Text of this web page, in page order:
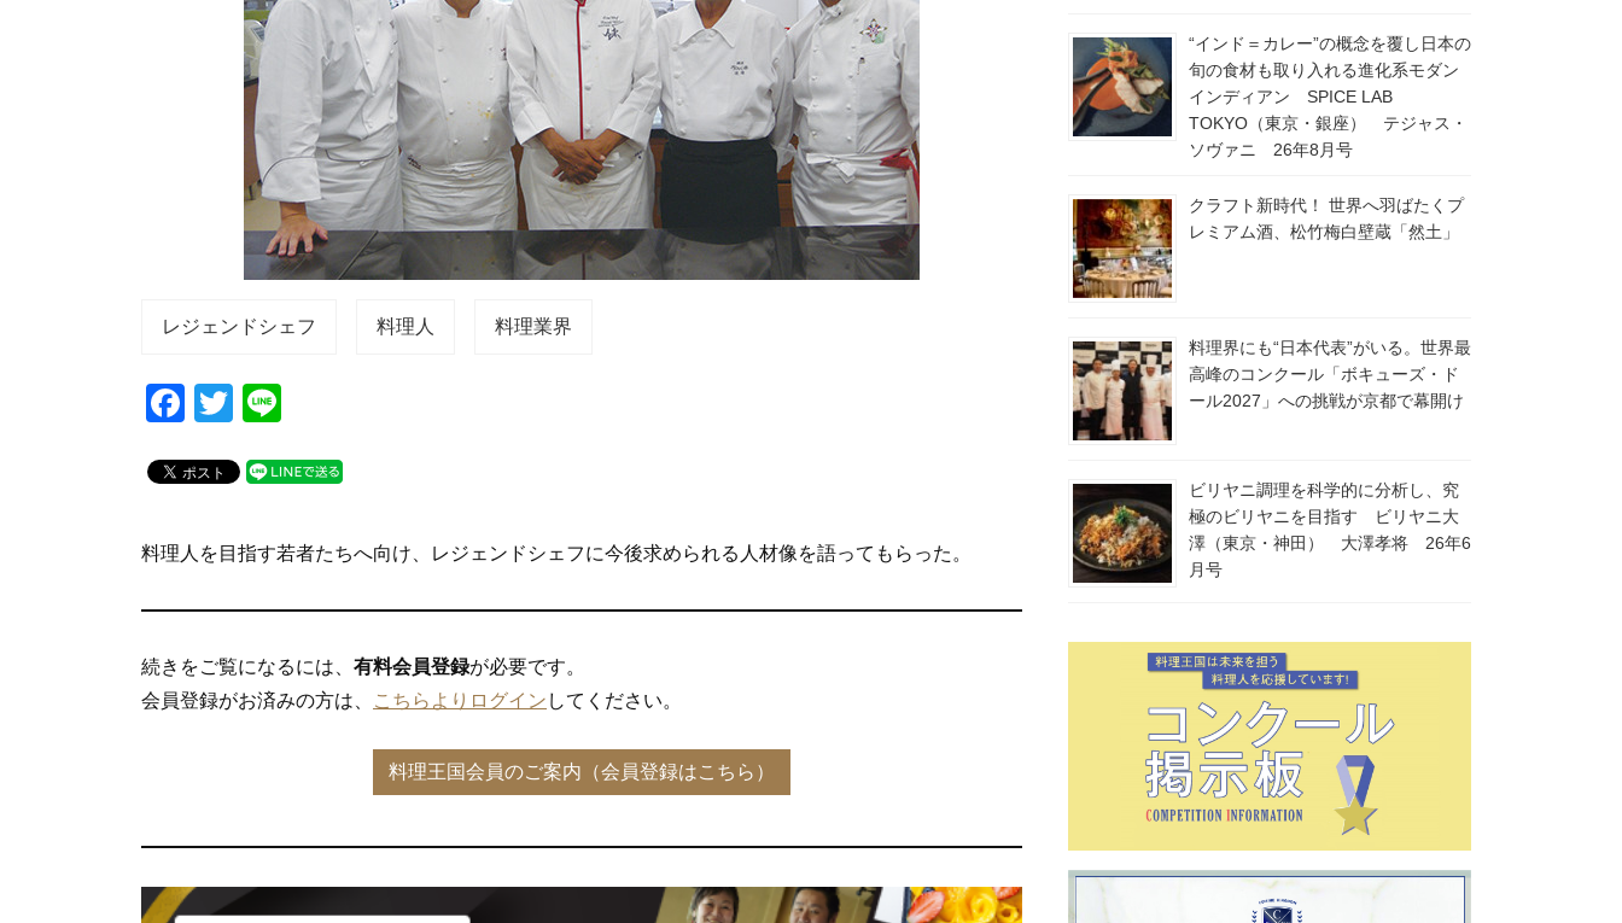
レジェンドシェフ 料理人 料理業界
F
c
b
k
T
tt
e
料理人を目指す若者たちへ向け、レジェンドシェフに今後求められる人材像を語ってもらった。
続きをご覧になるには、 有料会員登録が必要です。
会員登録がお済みの方は、
こちらよりログイン してください。
“インド＝カレー”の概念を覆し日本の
旬の食材も取り入れる進化系モダン
インディアン SPICE LAB
TOKYO（東京・銀座） テジャス・
ソヴァニ 26年8月号
クラフト新時代！ 世界へ羽ばたくプ
レミアム酒、松竹梅白壁蔵「然土」
料理界にも“日本代表”がいる。世界最
高峰のコンクール「ボキューズ・ド
ール2027」への挑戦が京都で幕開け
ビリヤニ調理を科学的に分析し、究
極のビリヤニを目指す ビリヤニ大
澤（東京・神田） 大澤孝将 26年6
月号